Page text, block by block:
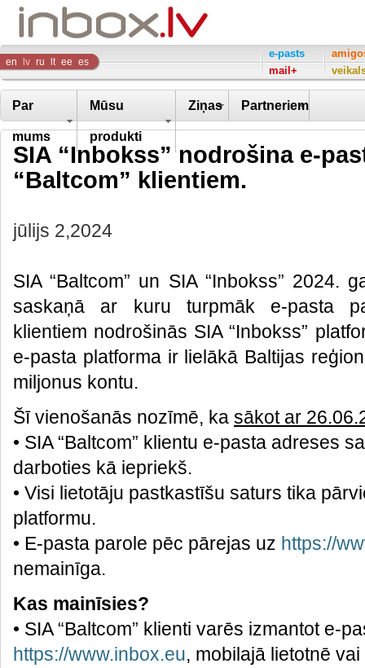
Inbox
Company
en lv ru lt ee es
e-pasts
mail+
Par
mums
Mūsu
produkti
Ziņas Partneriem
SIA “Inbokss” nodrošina e-
“Baltcom” klientiem.
jūlijs 2,2024
SIA “Baltcom” un SIA “Inbokss” 2024.
saskaņā ar kuru turpmāk e-pasta
klientiem nodrošinās SIA “Inbokss”
e-pasta platforma ir lielākā Baltijas
miljonus kontu.
Šī vienošanās nozīmē, ka sākot ar
• SIA “Baltcom” klientu e-pasta adreses
darboties kā iepriekš.
• Visi lietotāju pastkastīšu saturs tika
platformu.
• E-pasta parole pēc pārejas uz https://
nemainīga.
Kas mainīsies?
• SIA “Baltcom” klienti varēs izmantot e-
https://www.inbox.eu, mobilajā lietotnē